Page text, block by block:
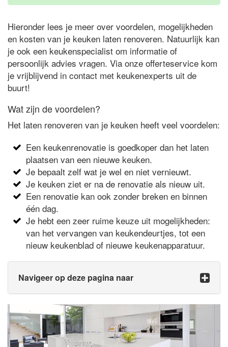
Hieronder lees je meer over voordelen, mogelijkheden
en kosten van je keuken laten renoveren. Natuurlijk kan
je ook een keukenspecialist om informatie of
persoonlijk advies vragen. Via onze offerteservice kom
je vrijblijvend in contact met keukenexperts uit de
buurt!
Wat zijn de voordelen?
Het laten renoveren van je keuken heeft veel voordelen:
Een keukenrenovatie is goedkoper dan het laten
plaatsen van een nieuwe keuken.
Je bepaalt zelf wat je wel en niet vernieuwt.
Je keuken ziet er na de renovatie als nieuw uit.
Een renovatie kan ook zonder breken en binnen
één dag.
Je hebt een zeer ruime keuze uit mogelijkheden:
van het vervangen van keukendeurtjes, tot een
nieuw keukenblad of nieuwe keukenapparatuur.
Navigeer op deze pagina naar